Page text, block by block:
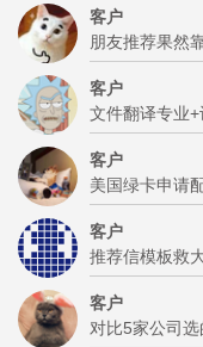
客户
朋友推荐果然
客户
文件翻译专业+
客户
美国绿卡申请
客户
推荐信模板救
客户
对比5家公司选